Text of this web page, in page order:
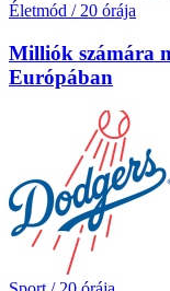
Életmód / 20 órája
Milliók számára
Európában